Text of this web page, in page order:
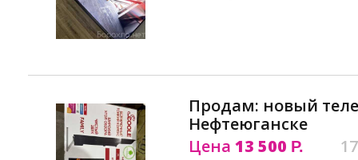
Продам: новый
Нефтеюганске
Цена 13 500 Р.